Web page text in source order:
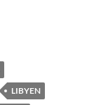
LIBYEN